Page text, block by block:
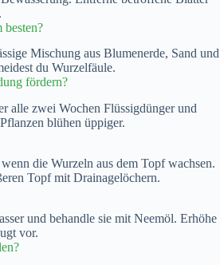
besten?
Mischung aus Blumenerde, Sand und
du Wurzelfäule.
fördern?
alle zwei Wochen Flüssigdünger und
blühen üppiger.
die Wurzeln aus dem Topf wachsen.
Topf mit Drainagelöchern.
und behandle sie mit Neemöl. Erhöhe
vor.